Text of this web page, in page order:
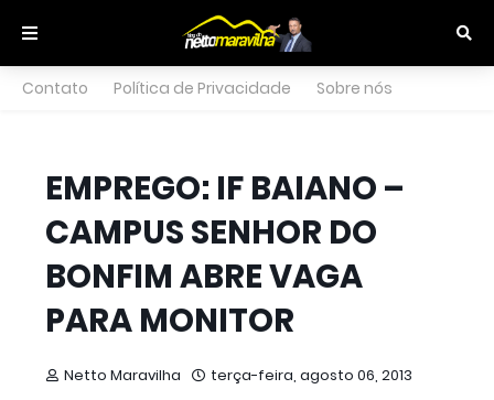
Contato Política de Privacidade Sobre nós
EMPREGO: IF BAIANO –
CAMPUS SENHOR DO
BONFIM ABRE VAGA
PARA MONITOR
Netto Maravilha terça-feira, agosto 06, 2013